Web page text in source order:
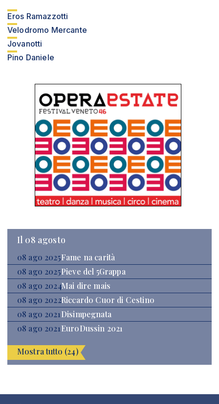
Eros Ramazzotti
Velodromo Mercante
Jovanotti
Pino Daniele
Il 08 agosto
08 ago 2025Fame na carità
08 ago 2025Pieve del 5Grappa
08 ago 2024Mai dire mais
08 ago 2022Riccardo Cuor di Cestino
08 ago 2021Disimpegnata
08 ago 2021EuroDussin 2021
Mostra tutto (24)